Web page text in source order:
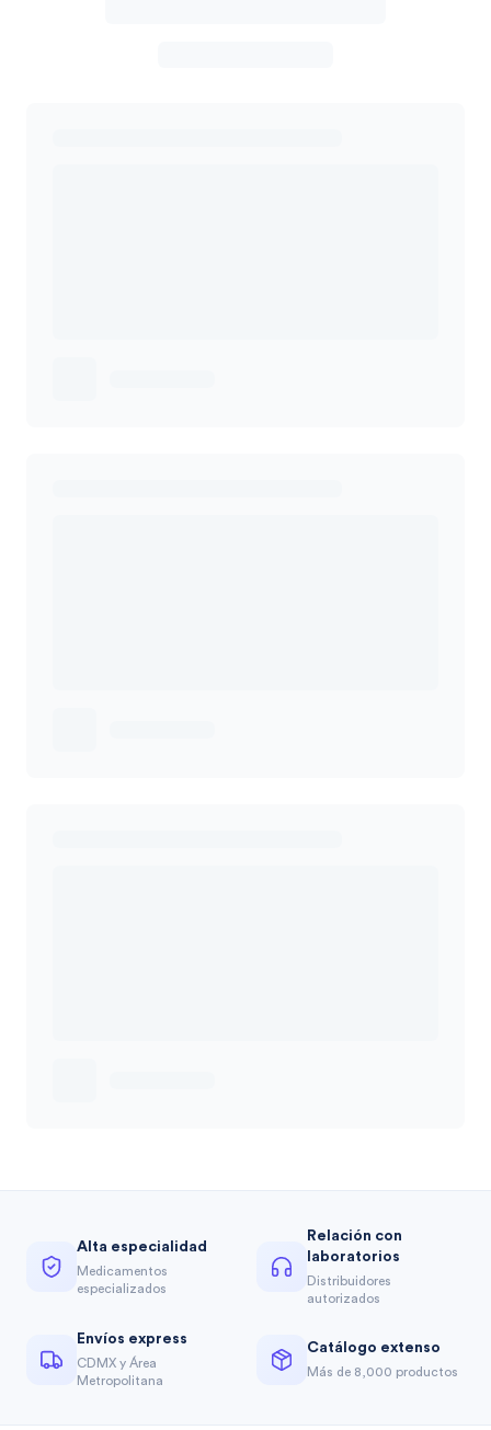
Alta especialidad
Medicamentos
especializados
Relación con
laboratorios
Distribuidores
autorizados
Envíos express
CDMX y Área
Metropolitana
Catálogo extenso
Más de 8,000 productos